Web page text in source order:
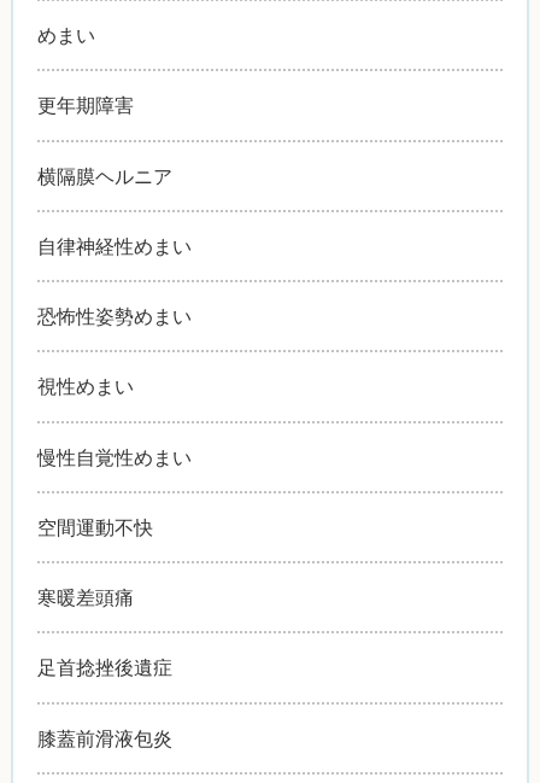
めまい
更年期障害
横隔膜ヘルニア
自律神経性めまい
恐怖性姿勢めまい
視性めまい
慢性自覚性めまい
空間運動不快
寒暖差頭痛
足首捻挫後遺症
膝蓋前滑液包炎